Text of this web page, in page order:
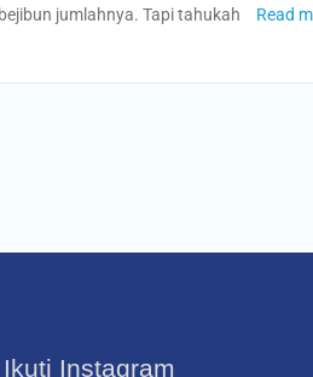
jumlahnya. Tapi tahukah
Read
Ikuti Instagram